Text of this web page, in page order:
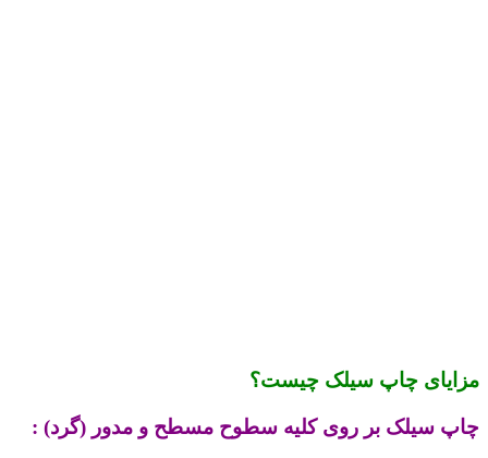
مزایای چاپ سیلک چیست؟
چاپ سیلک بر روی کلیه سطوح مسطح و مدور (گرد) :